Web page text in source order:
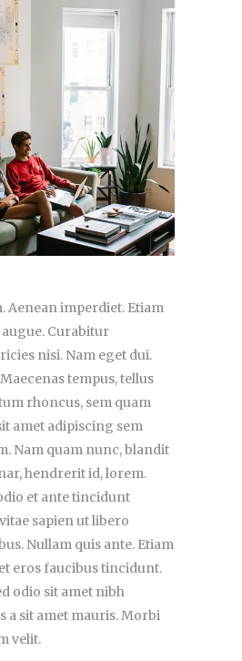
Aenean imperdiet. Etiam
Curabitur
nisi. Nam eget dui.
tempus, tellus
rhoncus, sem quam
amet adipiscing sem
Nam quam nunc, blandit
hendrerit id, lorem.
et ante tincidunt
sapien ut libero
Nullam quis ante. Etiam
eros faucibus tincidunt.
odio sit amet nibh
a sit amet mauris. Morbi
velit.